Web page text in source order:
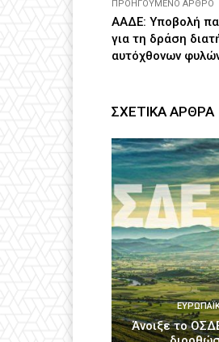
ΠΡΟΗΓΟΎΜΕΝΟ ΆΡΘΡΟ
ΑΑΔΕ: Υποβολή
για τη δράση
αυτόχθονων
ΣΧΕΤΙΚΑ ΑΡΘΡΑ
Άνοιξε το